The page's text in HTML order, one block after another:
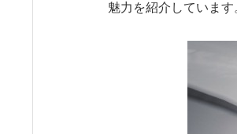
魅力を紹介しています